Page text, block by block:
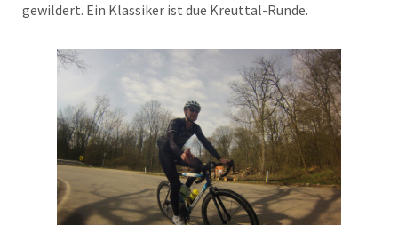
gewildert. Ein Klassiker ist due Kreuttal-Runde.